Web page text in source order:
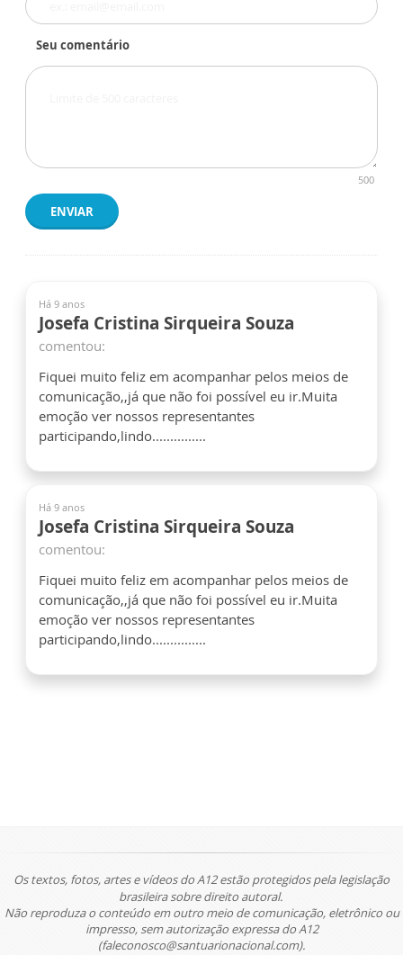
Seu comentário
500
ENVIAR
Há 9 anos
Josefa Cristina Sirqueira Souza
comentou:
Fiquei muito feliz em acompanhar pelos meios de
comunicação,,já que não foi possível eu ir.Muita
emoção ver nossos representantes
participando,lindo...............
Há 9 anos
Josefa Cristina Sirqueira Souza
comentou:
Fiquei muito feliz em acompanhar pelos meios de
comunicação,,já que não foi possível eu ir.Muita
emoção ver nossos representantes
participando,lindo...............
Os textos, fotos, artes e vídeos do A12 estão protegidos pela legislação
brasileira sobre direito autoral.
Não reproduza o conteúdo em outro meio de comunicação, eletrônico ou
impresso, sem autorização expressa do A12
(faleconosco@santuarionacional.com).